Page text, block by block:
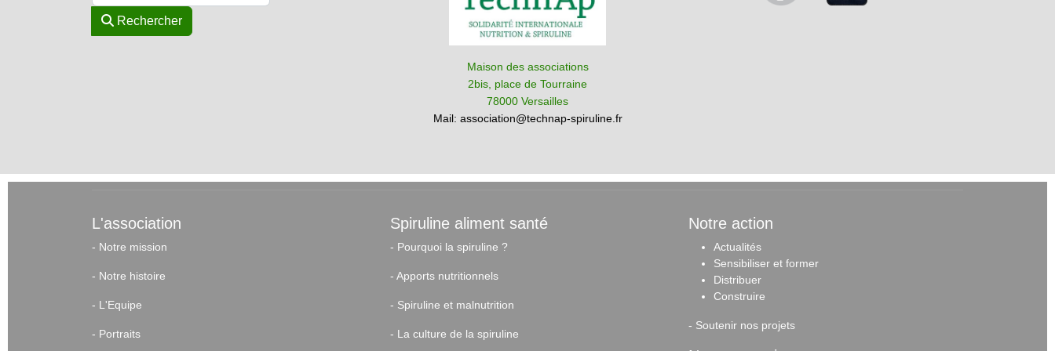
Rechercher
Maison des associations
2bis, place de Tourraine
78000 Versailles
Mail: association@technap-spiruline.fr
L'association
- Notre mission
- Notre histoire
- L'Equipe
- Portraits
Spiruline aliment santé
- Pourquoi la spiruline ?
- Apports nutritionnels
- Spiruline et malnutrition
- La culture de la spiruline
Notre action
Actualités
Sensibiliser et former
Distribuer
Construire
- Soutenir nos projets